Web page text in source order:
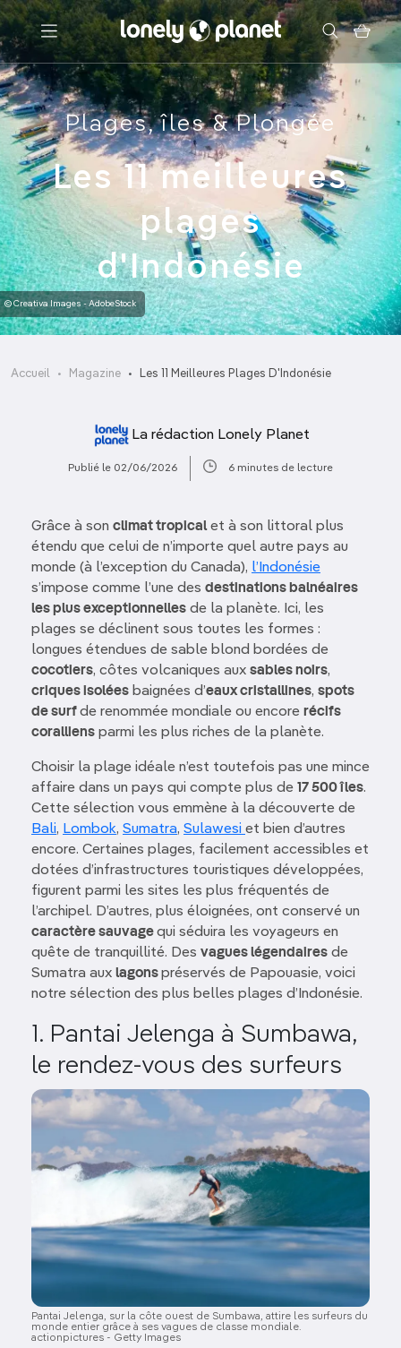
Menu
Votre recherche
Plages, îles & Plongée
Les 11 meilleures
plages
d'Indonésie
© Creativa Images - AdobeStock
Accueil Magazine Les 11 Meilleures Plages D'Indonésie
La rédaction Lonely Planet
Publié le 02/06/2026 6 minutes de lecture
Grâce à son climat tropicalet à son littoral plus
étendu que celui de n’importe quel autre pays au
monde (à l’exception du Canada), l’Indonésie
s’impose comme l’une des destinations balnéaires
les plus exceptionnelles de la planète. Ici, les
plages se déclinent sous toutes les formes :
longues étendues de sable blond bordées de
cocotiers, côtes volcaniques aux sables noirs,
criques isolées baignées d’eaux cristallines, spots
de surfde renommée mondiale ou encore récifs
coralliens parmi les plus riches de la planète.
Choisir la plage idéale n’est toutefois pas une mince
affaire dans un pays qui compte plus de 17 500 îles.
Cette sélection vous emmène à la découverte de
Bali, Lombok, Sumatra, Sulawesi et bien d’autres
encore. Certaines plages, facilement accessibles et
dotées d’infrastructures touristiques développées,
figurent parmi les sites les plus fréquentés de
l’archipel. D’autres, plus éloignées, ont conservé un
caractère sauvagequi séduira les voyageurs en
quête de tranquillité. Des vagues légendaires de
Sumatra aux lagonspréservés de Papouasie, voici
notre sélection des plus belles plages d’Indonésie.
1. Pantai Jelenga à Sumbawa,
le rendez-vous des surfeurs
Image
Pantai Jelenga, sur la côte ouest de Sumbawa, attire les surfeurs du
monde entier grâce à ses vagues de classe mondiale.
actionpictures - Getty Images